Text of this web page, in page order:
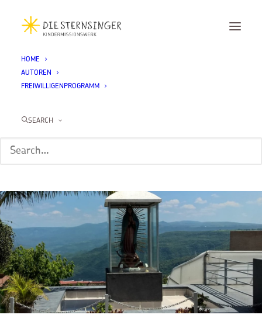
HOME
AUTOREN
FREIWILLIGENPROGRAMM
SEARCH